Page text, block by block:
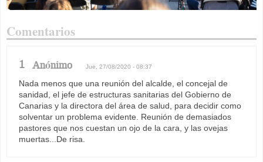
Comentarios
1 Anónimo Jue, 27/08/2020 - 08:37
Nada menos que una reunión del alcalde, el concejal de
sanidad, el jefe de estructuras sanitarias del Gobierno de
Canarias y la directora del área de salud, para decidir como
solventar un problema evidente. Reunión de demasiados
pastores que nos cuestan un ojo de la cara, y las ovejas
muertas...De risa.